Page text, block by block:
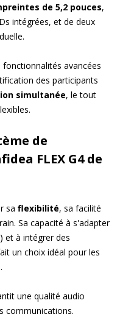
de 5,2 pouces,
intégrées, et de deux
avancées
des participants
simultanée, le tout
de
FLEX G4 de
sa flexibilité, sa facilité
Sa capacité à s'adapter
et à intégrer des
un choix idéal pour les
une qualité audio
communications.